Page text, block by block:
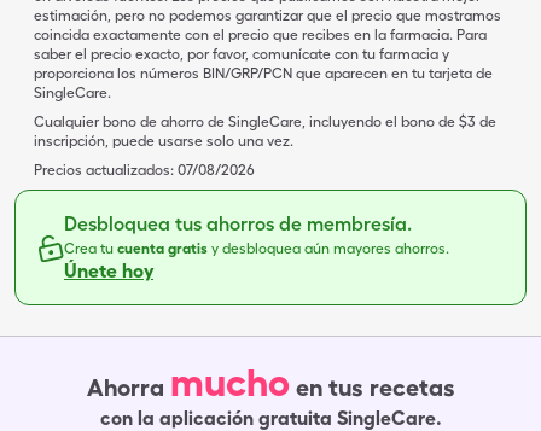
estimación, pero no podemos garantizar que el precio que mostramos
coincida exactamente con el precio que recibes en la farmacia. Para
saber el precio exacto, por favor, comunícate con tu farmacia y
proporciona los números BIN/GRP/PCN que aparecen en tu tarjeta de
SingleCare.
Cualquier bono de ahorro de SingleCare, incluyendo el bono de $3 de
inscripción, puede usarse solo una vez.
Precios actualizados: 07/08/2026
Desbloquea tus ahorros de membresía.
Crea tu cuenta gratis y desbloquea aún mayores ahorros.
Únete hoy
Ahorra mucho en tus recetas
con la aplicación gratuita SingleCare.